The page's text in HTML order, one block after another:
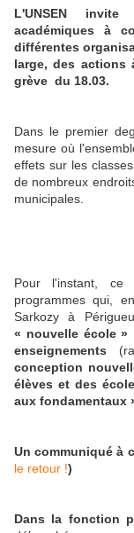
L'UNSEN
académiques à
différentes
large, des actions
grève du 18.03.
Dans le premier
mesure où
effets sur les
de nombreux
municipales.
Pour l'instant,
programmes qui,
Sarkozy à
« nouvelle école »
enseignements
conception
élèves et des
aux fondamentaux
Un communiqué à
le retour !)
Dans la fonction